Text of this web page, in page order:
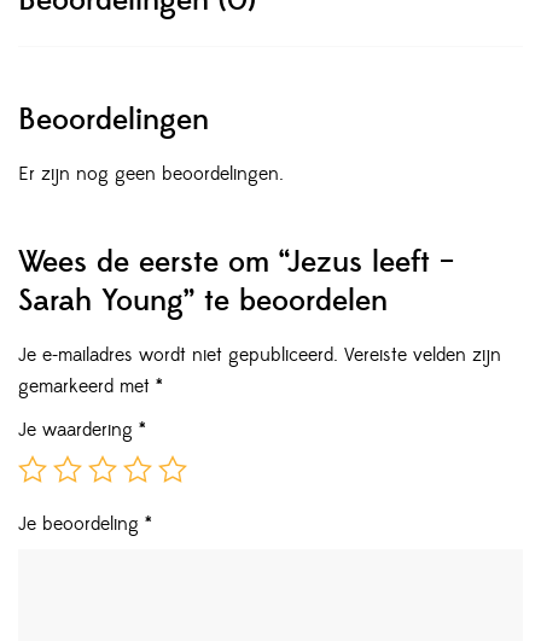
Beoordelingen
Er zijn nog geen beoordelingen.
Wees de eerste om “Jezus leeft –
Sarah Young” te beoordelen
Je e-mailadres wordt niet gepubliceerd. Vereiste velden zijn
gemarkeerd met *
Je waardering *
Je beoordeling *